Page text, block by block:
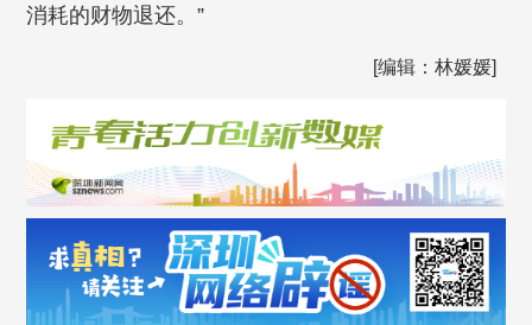
消耗的财物退还。”
[编辑：林媛媛]